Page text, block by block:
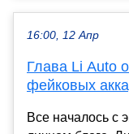
16:00, 12 Апр
Глава Li Auto
фейковых
Все началось с